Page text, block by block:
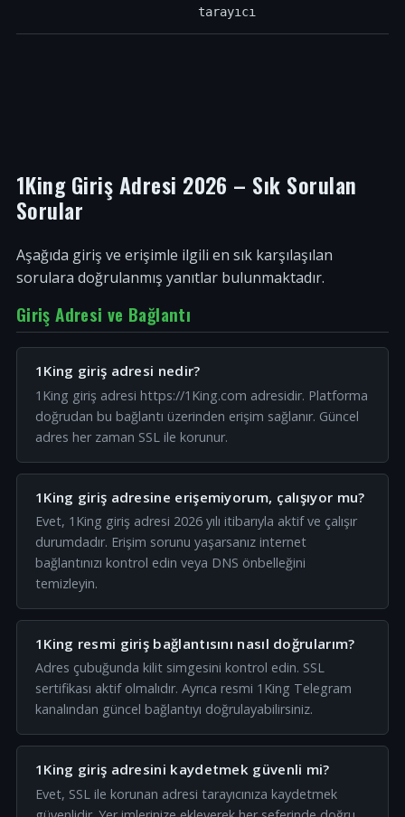
tarayıcı
1King Giriş Adresi 2026 – Sık Sorulan
Sorular
Aşağıda giriş ve erişimle ilgili en sık karşılaşılan
sorulara doğrulanmış yanıtlar bulunmaktadır.
Giriş Adresi ve Bağlantı
1King giriş adresi nedir?
1King giriş adresi https://1King.com adresidir. Platforma
doğrudan bu bağlantı üzerinden erişim sağlanır. Güncel
adres her zaman SSL ile korunur.
1King giriş adresine erişemiyorum, çalışıyor mu?
Evet, 1King giriş adresi 2026 yılı itibarıyla aktif ve çalışır
durumdadır. Erişim sorunu yaşarsanız internet
bağlantınızı kontrol edin veya DNS önbelleğini
temizleyin.
1King resmi giriş bağlantısını nasıl doğrularım?
Adres çubuğunda kilit simgesini kontrol edin. SSL
sertifikası aktif olmalıdır. Ayrıca resmi 1King Telegram
kanalından güncel bağlantıyı doğrulayabilirsiniz.
1King giriş adresini kaydetmek güvenli mi?
Evet, SSL ile korunan adresi tarayıcınıza kaydetmek